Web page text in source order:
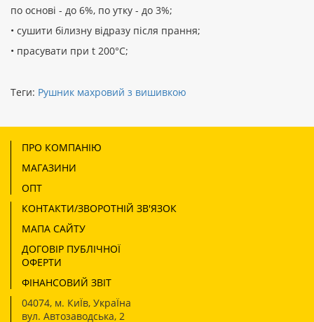
по основі - до 6%, по утку - до 3%;
• сушити білизну відразу після прання;
• прасувати при t 200°С;
Теги: Рушник махровий з вишивкою
ПРО КОМПАНІЮ
МАГАЗИНИ
ОПТ
КОНТАКТИ/ЗВОРОТНІЙ ЗВ'ЯЗОК
МАПА САЙТУ
ДОГОВІР ПУБЛІЧНОЇ
ОФЕРТИ
ФІНАНСОВИЙ ЗВІТ
04074, м. КиЇв, УкраЇна
вул. Автозаводська, 2